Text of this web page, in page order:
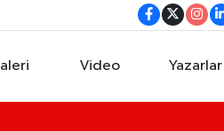
Video Yazarlar